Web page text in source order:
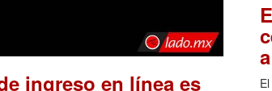
ingreso en línea es